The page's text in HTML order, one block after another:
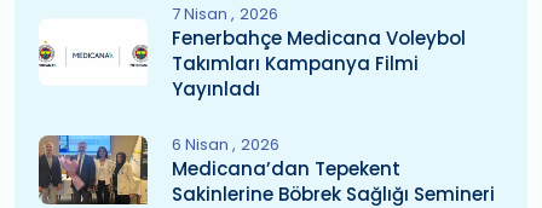
7 Nisan 2026
Fenerbahçe Medicana Voleybol
Takımları Kampanya Filmi
Yayınladı
6 Nisan 2026
Medicana’dan Tepekent
Sakinlerine Böbrek Sağlığı Semineri